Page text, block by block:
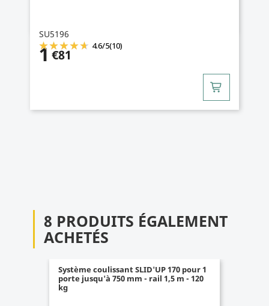
SU5196
4.6/5(10)
1 €81
8 PRODUITS ÉGALEMENT
ACHETÉS
Système coulissant SLID'UP 170 pour 1
porte jusqu'à 750 mm - rail 1,5 m - 120
kg